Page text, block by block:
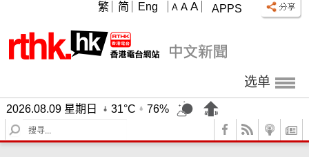
APPS
A A A
繁 简 Eng
选单
2026.08.09 星期日 31°C
76%
S
e